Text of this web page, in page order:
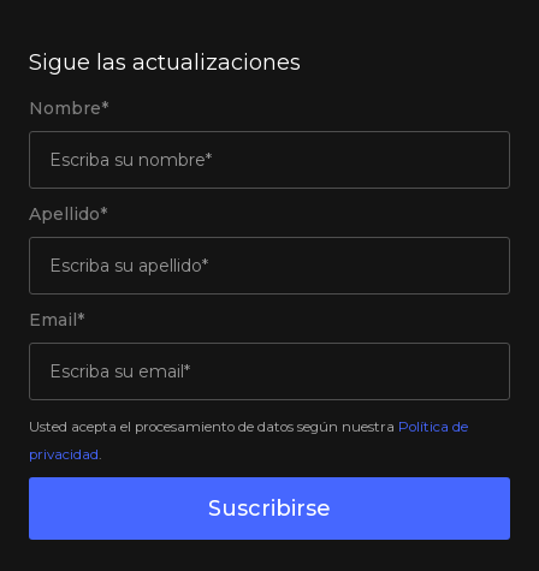
Sigue las actualizaciones
Nombre*
Apellido*
Email*
Usted acepta el procesamiento de datos según nuestra Política de
privacidad.
Suscribirse